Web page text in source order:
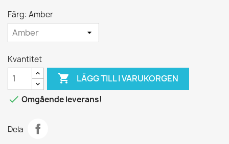
Färg: Amber
Kvantitet
 LÄGG TILL I VARUKORGEN
 Omgående leverans!
Dela